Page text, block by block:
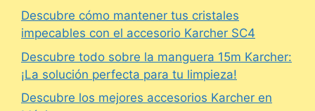
Descubre cómo mantener tus cristales
impecables con el accesorio Karcher SC4
Descubre todo sobre la manguera 15m Karcher:
¡La solución perfecta para tu limpieza!
Descubre los mejores accesorios Karcher en